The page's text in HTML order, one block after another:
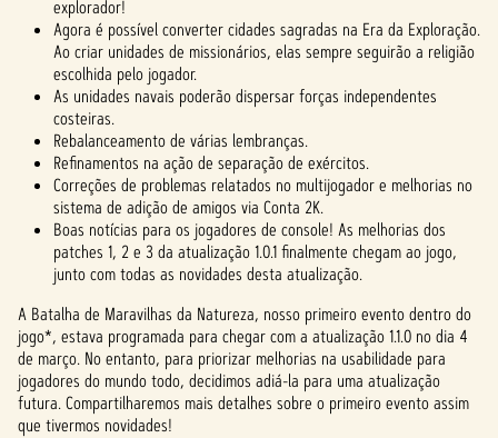
explorador!
Agora é possível converter cidades sagradas na Era da Exploração.
Ao criar unidades de missionários, elas sempre seguirão a religião
escolhida pelo jogador.
As unidades navais poderão dispersar forças independentes
costeiras.
Rebalanceamento de várias lembranças.
Refinamentos na ação de separação de exércitos.
Correções de problemas relatados no multijogador e melhorias no
sistema de adição de amigos via Conta 2K.
Boas notícias para os jogadores de console! As melhorias dos
patches 1, 2 e 3 da atualização 1.0.1 finalmente chegam ao jogo,
junto com todas as novidades desta atualização.
A Batalha de Maravilhas da Natureza, nosso primeiro evento dentro do
jogo*, estava programada para chegar com a atualização 1.1.0 no dia 4
de março. No entanto, para priorizar melhorias na usabilidade para
jogadores do mundo todo, decidimos adiá-la para uma atualização
futura. Compartilharemos mais detalhes sobre o primeiro evento assim
que tivermos novidades!